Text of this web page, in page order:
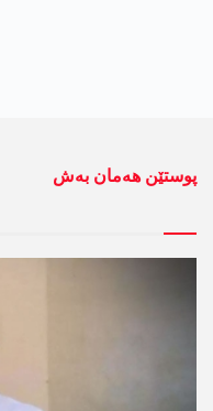
پوستێن ھەمان بەش